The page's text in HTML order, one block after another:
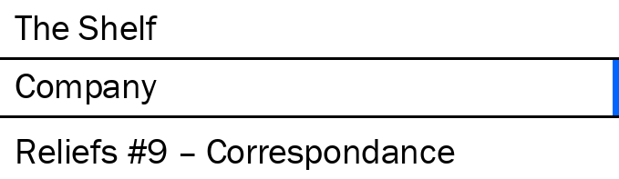
The Shelf
Company
Reliefs #9 – Correspondance